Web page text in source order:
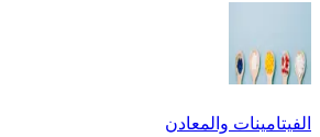
الفيتامينات والمعادن